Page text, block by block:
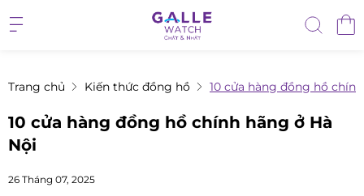
Trang chủ Kiến thức đồng hồ 10 cửa hàng đồng hồ
10 cửa hàng đồng hồ chính hãng ở Hà
Nội
26 Tháng 07, 2025